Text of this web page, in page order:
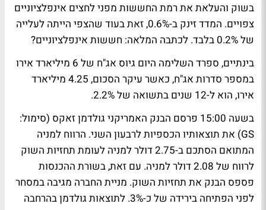
בשוק והעלאת את רמת החששות מפני לחצים אינפלציוניים
צפויים. המדד זינק ב-0.6%, זאת בעוד שהצפי הייתה לעלייה
של 0.2% בלבד.
לכתבה המלאה: חששות אינפלציוניים?
בינתיים, ספרד השלימה היום גיוס אג"ח של 6 מיליארד אירו
במספר סדרות אג"ח, כאשר עיקר הסכום, 4.25 מיליארד
אירו, הוא ל-12 שנים בתשואה של 2.2%.
בשעה 15:00 פרסם הבנק האמריקני גולדמן זאקס (סימול:
GS) את תוצאותיו הכספיות לרבעון השני. הרווח למניה
המתואם הסתכם ב-2.75 דולר למניה לעומת תחזיות השוק
לרווח של 2.08 דולר למניה. עם זאת, בשורת ההכנסות
פספס הבנק את תחזיות השוק. מניית החברה מגיבה במסחר
לפני הפתיחה בירידה של כ-3%.
לתוצאות גולדמן בהרחבה